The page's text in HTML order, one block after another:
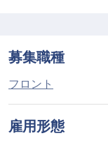
募集職種
フロント
雇用形態